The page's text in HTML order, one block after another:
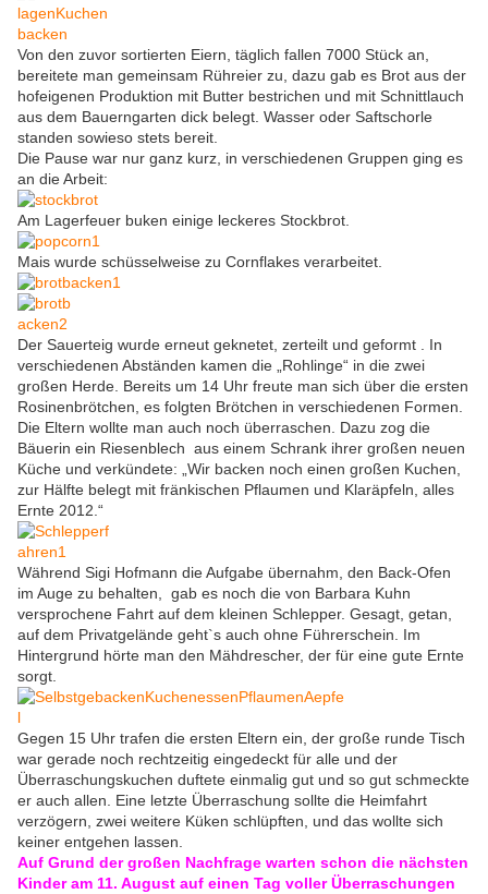
Von den zuvor sortierten Eiern, täglich fallen 7000 Stück an,
bereitete man gemeinsam Rühreier zu, dazu gab es Brot aus der
hofeigenen Produktion mit Butter bestrichen und mit Schnittlauch
aus dem Bauerngarten dick belegt. Wasser oder Saftschorle
standen sowieso stets bereit.
Die Pause war nur ganz kurz, in verschiedenen Gruppen ging es
an die Arbeit:
Am Lagerfeuer buken einige leckeres Stockbrot.
Mais wurde schüsselweise zu Cornflakes verarbeitet.
Der Sauerteig wurde erneut geknetet, zerteilt und geformt . In
verschiedenen Abständen kamen die „Rohlinge“ in die zwei
großen Herde. Bereits um 14 Uhr freute man sich über die ersten
Rosinenbrötchen, es folgten Brötchen in verschiedenen Formen.
Die Eltern wollte man auch noch überraschen. Dazu zog die
Bäuerin ein Riesenblech aus einem Schrank ihrer großen neuen
Küche und verkündete: „Wir backen noch einen großen Kuchen,
zur Hälfte belegt mit fränkischen Pflaumen und Klaräpfeln, alles
Ernte 2012.“
Während Sigi Hofmann die Aufgabe übernahm, den Back-Ofen
im Auge zu behalten, gab es noch die von Barbara Kuhn
versprochene Fahrt auf dem kleinen Schlepper. Gesagt, getan,
auf dem Privatgelände geht`s auch ohne Führerschein. Im
Hintergrund hörte man den Mähdrescher, der für eine gute Ernte
sorgt.
Gegen 15 Uhr trafen die ersten Eltern ein, der große runde Tisch
war gerade noch rechtzeitig eingedeckt für alle und der
Überraschungskuchen duftete einmalig gut und so gut schmeckte
er auch allen. Eine letzte Überraschung sollte die Heimfahrt
verzögern, zwei weitere Küken schlüpften, und das wollte sich
keiner entgehen lassen.
Auf Grund der großen Nachfrage warten schon die nächsten
Kinder am 11. August auf einen Tag voller Überraschungen